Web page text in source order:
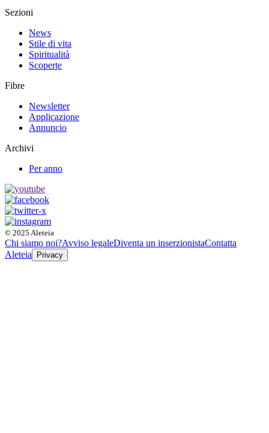
Sezioni
News
Stile di vita
Spiritualità
Scoperte
Fibre
Newsletter
Applicazione
Annuncio
Archivi
Per anno
© 2025 Aleteia
Chi siamo noi?Avviso legaleDiventa un inserzionistaContatta
Aleteia
Privacy